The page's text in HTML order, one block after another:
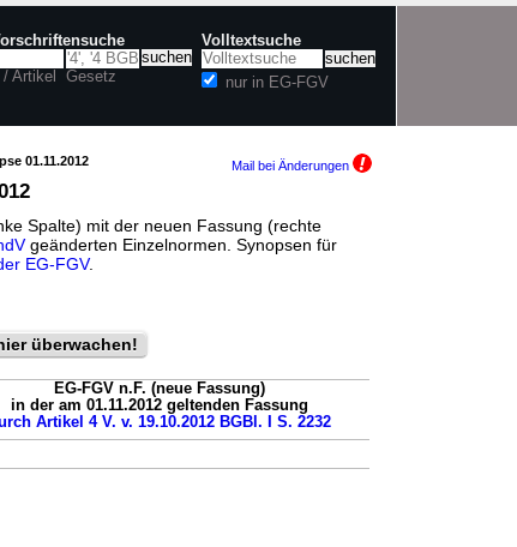
/ Artikel Gesetz
Volltextsuche
nur in EG-FGV
01.11.2012 Mail bei Änderungen
Spalte) mit der neuen Fassung (rechte
geänderten Einzelnormen. Synopsen für
EG-FGV.
überwachen!
EG-FGV n.F. (neue Fassung)
in der am 01.11.2012 geltenden Fassung
Artikel 4 V. v. 19.10.2012 BGBl. I S. 2232